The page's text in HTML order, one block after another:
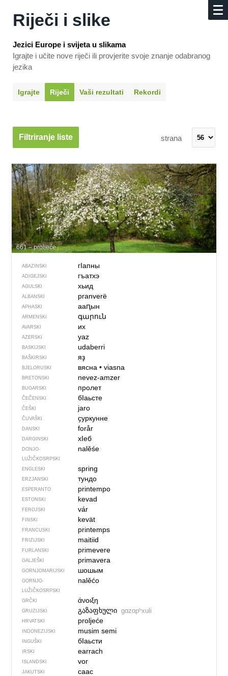
Riječi i slike
Jezici Europe i svijeta u slikama
Igrajte i učite nove riječi ili provjerite svoje znanje odabranog
jezika
Igrajte Riječi Vaši rezultati Rekordi
Filtriranje liste strana
661 – proljeće
ABAZINSKI гIапны
ADIGEJSKI гъатхэ
AGULSKI хьид
ALBANSKI pranverë
APHASKI ааԥын
ARMENSKI գարուն
AVARSKI их
AZERSKI yaz
BASKIJSKI udaberri
BAŠKIRSKI яҙ
BJELORUSKI вясна• viasna
BRETONSKI nevez-amzer
BUGARSKI пролет
ČEČENSKI бIаьсте
ČEŠKI jaro
ČUVAŠKI ҫуркунне
DANSKI forår
DARGINSKI хIеб
DONJO­
LUŽIČKOSRPSKI
nalěśe
ENGLESKI spring
ERZJANSKI тундо
ESPERANTO printempo
ESTONSKI kevad
FEROJSKI vár
FINSKI kevät
FRANCUSKI printemps
FRIZIJSKI maitiid
FURLANSKI primevere
GALJEŠKI primavera
GORNJOMARIJSKI шошым
GORNJO­
LUŽIČKOSRPSKI
nalěćo
GRČKI άνοιξη
GRUZIJSKI გაზაფხული gɑzɑpʰxuli
HRVATSKI proljeće
INDONEZIJSKI musim semi
INGUŠKI бIаьсти
IRSKI earrach
ISLANDSKI vor
JAKUTSKI саас